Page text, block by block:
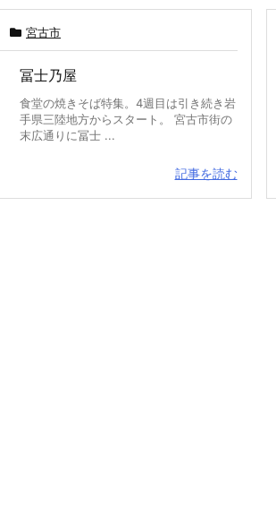
宮古市
冨士乃屋
食堂の焼きそば特集。4週目は引き続き岩
手県三陸地方からスタート。 宮古市街の
末広通りに冨士 ...
記事を読む